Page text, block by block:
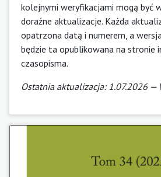
kolejnymi weryfikacjami mogą być
doraźne aktualizacje. Każda
opatrzona datą i numerem, a
będzie ta opublikowana na stronie
czasopisma.
Ostatnia aktualizacja: 1.07.2026 —